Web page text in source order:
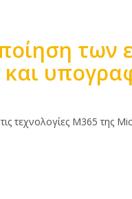
των
και
M365 της